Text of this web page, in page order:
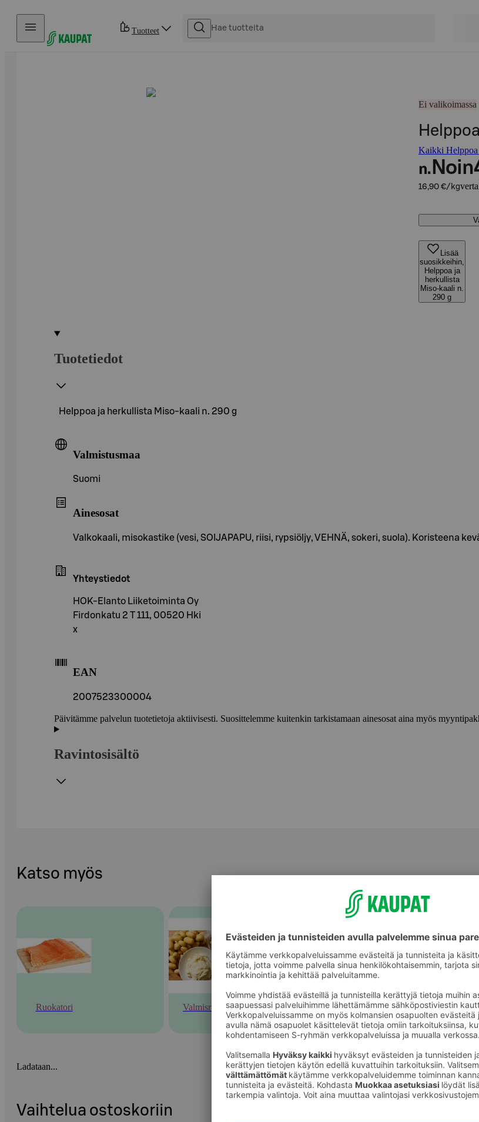
Hyppää sisältöön
Tuotteet
Ei valikoimassa
Kaikki Helppoa
n. Noin
16,90 €/kg
Lisää
suosikkeihin,
Helppoa ja
herkullista
Miso-kaali n.
290 g
Tuotetiedot
Helppoa ja herkullista Miso-kaali n. 290 g
Valmistusmaa
Suomi
Ainesosat
Valkokaali, misokastike (vesi, SOIJAPAPU, riisi, rypsiöljy, VEHNÄ, sokeri, suola). Koristeena
Yhteystiedot
HOK-Elanto Liiketoiminta Oy
Firdonkatu 2 T 111, 00520 Hki
x
EAN
2007523300004
Päivitämme palvelun tuotetietoja aktiivisesti. Suosittelemme kuitenkin tarkistamaan ainesosat aina myös
Ravintosisältö
Katso myös
Ruokatori Valmisruoka Valmiit ateriat ja aterian osat
Ladataan...
Vaihtelua ostoskoriin